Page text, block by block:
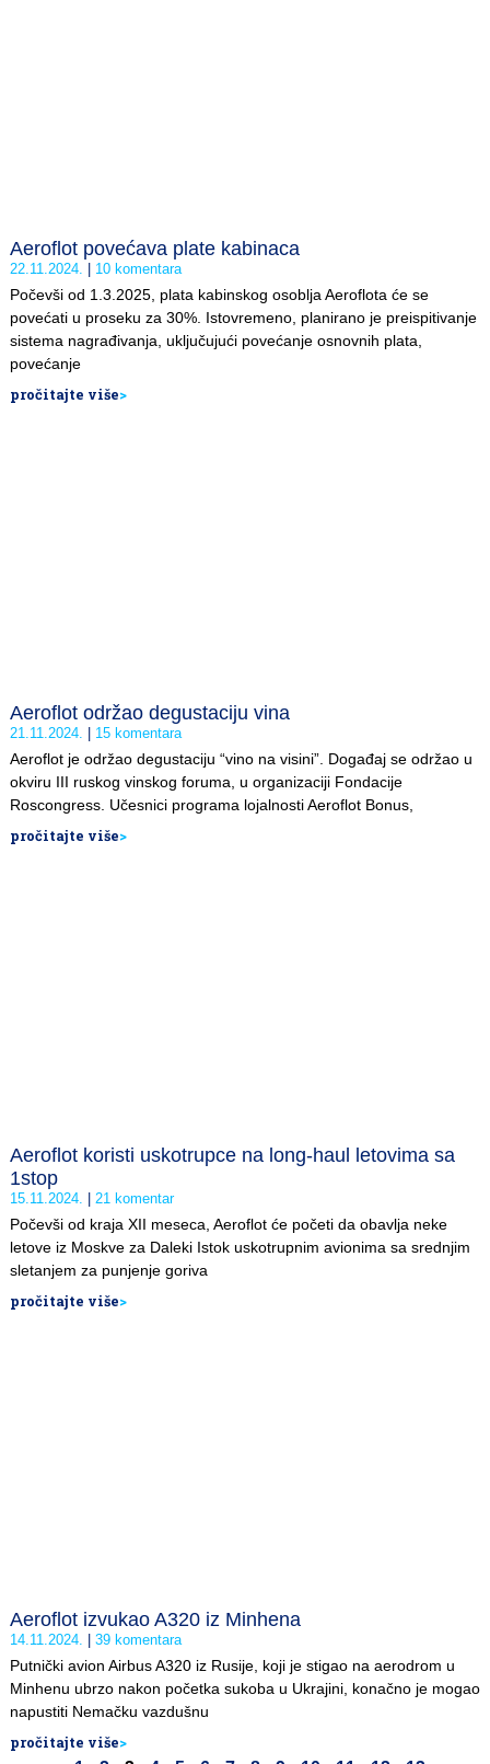
Aeroflot povećava plate kabinaca
22.11.2024. 10 komentara
Počevši od 1.3.2025, plata kabinskog osoblja Aeroflota će se
povećati u proseku za 30%. Istovremeno, planirano je preispitivanje
sistema nagrađivanja, uključujući povećanje osnovnih plata,
povećanje
pročitajte više>
Aeroflot održao degustaciju vina
21.11.2024. 15 komentara
Aeroflot je održao degustaciju “vinо na visini”. Događaj se održao u
okviru III ruskog vinskog foruma, u organizaciji Fondacije
Roscongress. Učesnici programa lojalnosti Aeroflot Bonus,
pročitajte više>
Aeroflot koristi uskotrupce na long-haul letovima sa
1stop
15.11.2024. 21 komentar
Počevši od kraja XII meseca, Aeroflot će početi da obavlja neke
letove iz Moskve za Daleki Istok uskotrupnim avionima sa srednjim
sletanjem za punjenje goriva
pročitajte više>
Aeroflot izvukao A320 iz Minhena
14.11.2024. 39 komentara
Putnički avion Airbus A320 iz Rusije, koji je stigao na aerodrom u
Minhenu ubrzo nakon početka sukoba u Ukrajini, konačno je mogao
napustiti Nemačku vazdušnu
pročitajte više>